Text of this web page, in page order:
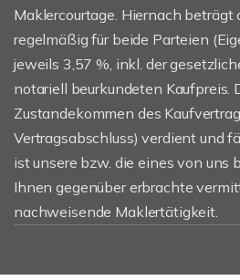
Maklercourtage. Hiernach beträgt
regelmäßig für beide Parteien
jeweils 3,57 %, inkl. der
notariell beurkundeten Kaufpreis.
Zustandekommen des
Vertragsabschluss) verdient und
ist unsere bzw. die eines von uns
Ihnen gegenüber erbrachte
nachweisende Maklertätigkeit.